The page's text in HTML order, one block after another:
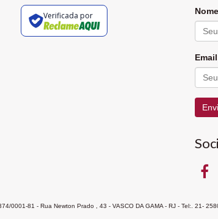
Verificada por
0001-81 - Rua Newton Prado , 43 - VASCO DA GAMA - RJ - Tel:. 21-